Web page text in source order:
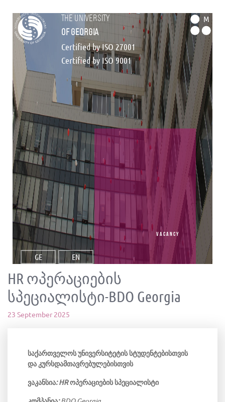
the university
of georgia
Certified by ISO 27001
Certified by ISO 9001
M
GE EN
vacancy
HR ოპერაციების
სპეციალისტი-BDO Georgia
23 September 2025
საქართველოს უნივერსიტეტის სტუდენტებისთვის
და კურსდამთავრებულებისთვის
ვაკანსია: HR ოპერაციების სპეციალისტი